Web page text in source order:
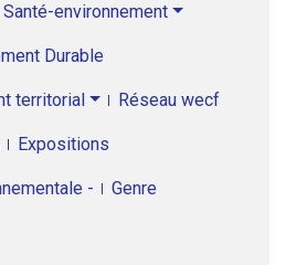
Santé-environnement
Durable
territorial Réseau wecf
Expositions
- Genre